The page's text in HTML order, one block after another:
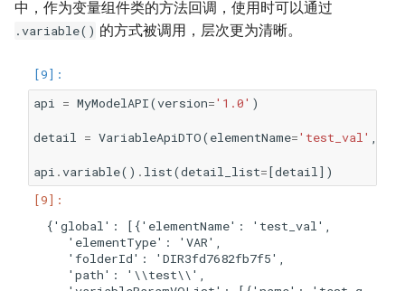
中，作为变量组件类的方法回调，使用时可以通过
.variable() 的方式被调用，层次更为清晰。
api
= MyModelAPI(version='1.0' )
detail = VariableApiDTO(elementName='test_val'
api .variable() . list(detail_list=[detail ])
{'global': [{'elementName': 'test_val',
   'elementType': 'VAR',
   'folderId': 'DIR3fd7682fb7f5',
   'path': '\\test\\',